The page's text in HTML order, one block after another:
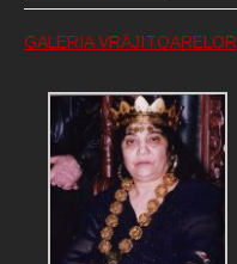
GALERIA VRĂJITOARELOR